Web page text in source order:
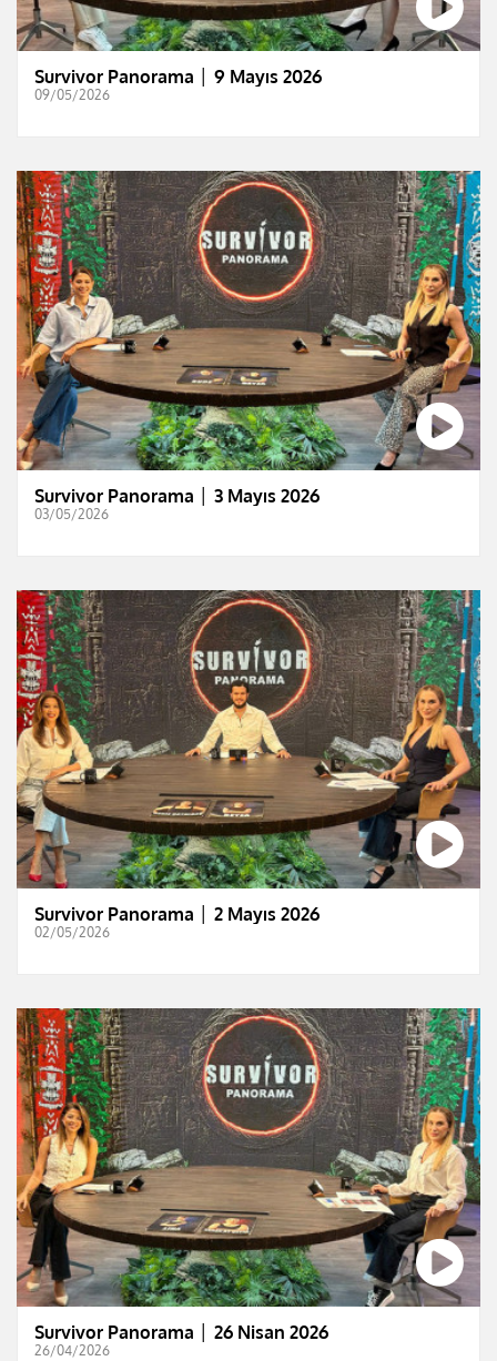
Survivor Panorama │ 9 Mayıs 2026
09/05/2026
Survivor Panorama │ 3 Mayıs 2026
03/05/2026
Survivor Panorama │ 2 Mayıs 2026
02/05/2026
Survivor Panorama │ 26 Nisan 2026
26/04/2026